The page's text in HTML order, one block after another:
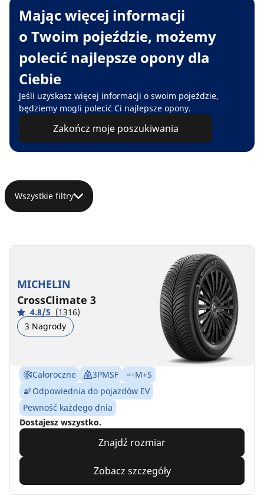
Mając więcej informacji
o Twoim pojeździe, możemy
polecić najlepsze opony dla
Ciebie
Jeśli uzyskasz więcej informacji o swoim pojeździe,
będziemy mogli polecić Ci najlepsze opony.
Zakończ moje poszukiwania
Wszystkie filtry
MICHELIN
CrossClimate 3
4.8/5 (1316)
3 Nagrody
Całoroczne 3PMSF
M+S
Odpowiednia do pojazdów EV
Pewność każdego dnia
Dostajesz wszystko.
Znajdź rozmiar
Zobacz szczegóły